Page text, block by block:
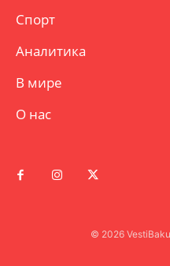
Спорт
Аналитика
В мире
О нас
© 2026